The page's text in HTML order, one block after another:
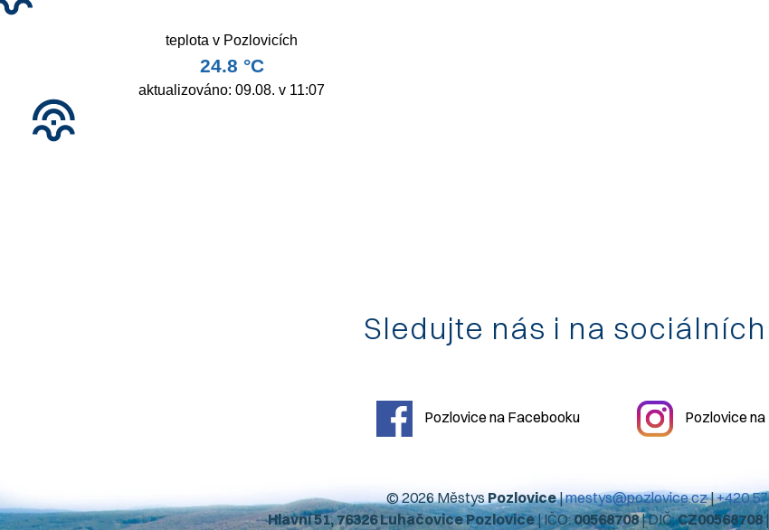
Sledujte nás i na
Pozlovice na Facebooku Pozlovice
© 2026 MěstysPozlovice|mestys@pozlovice.cz|+420
Hlavní 51, 76326 Luhačovice Pozlovice| IČO:00568708| DIČ:CZ00568708